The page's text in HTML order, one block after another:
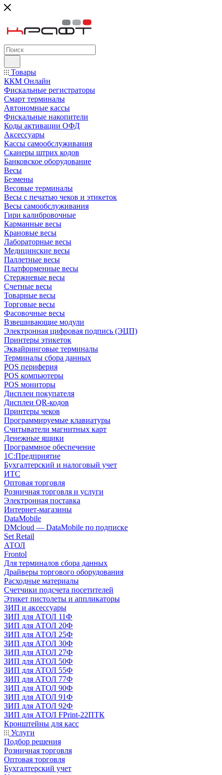
Товары
ККМ Онлайн
Фискальные регистраторы
Смарт терминалы
Автономные кассы
Фискальные накопители
Коды активации ОФД
Аксессуары
Кассы самообслуживания
Сканеры штрих кодов
Банковское оборудование
Весы
Безмены
Весовые терминалы
Весы с печатью чеков и этикеток
Весы самообслуживания
Гири калибровочные
Карманные весы
Крановые весы
Лабораторные весы
Медицинские весы
Паллетные весы
Платформенные весы
Стержневые весы
Счетные весы
Товарные весы
Торговые весы
Фасовочные весы
Взвешивающие модули
Электронная цифровая подпись (ЭЦП)
Принтеры этикеток
Эквайринговые терминалы
Терминалы сбора данных
POS периферия
POS компьютеры
POS мониторы
Дисплеи покупателя
Дисплеи QR-кодов
Принтеры чеков
Программируемые клавиатуры
Считыватели магнитных карт
Денежные ящики
Программное обеспечение
1С:Предприятие
Бухгалтерский и налоговый учет
ИТС
Оптовая торговля
Розничная торговля и услуги
Электронная поставка
Интернет-магазины
DataMobile
DMcloud — DataMobile по подписке
Set Retail
АТОЛ
Frontol
Для терминалов сбора данных
Драйверы торгового оборудования
Расходные материалы
Счетчики подсчета посетителей
Этикет пистолеты и аппликаторы
ЗИП и аксессуары
ЗИП для АТОЛ 11Ф
ЗИП для АТОЛ 20Ф
ЗИП для АТОЛ 25Ф
ЗИП для АТОЛ 30Ф
ЗИП для АТОЛ 27Ф
ЗИП для АТОЛ 50Ф
ЗИП для АТОЛ 55Ф
ЗИП для АТОЛ 77Ф
ЗИП для АТОЛ 90Ф
ЗИП для АТОЛ 91Ф
ЗИП для АТОЛ 92Ф
ЗИП для АТОЛ FPrint-22ПТК
Кронштейны для касс
Услуги
Подбор решения
Розничная торговля
Оптовая торговля
Бухгалтерский учет